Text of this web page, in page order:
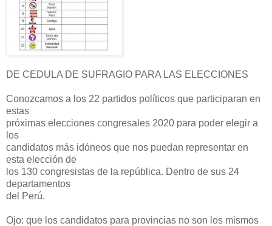
DE CEDULA DE SUFRAGIO PARA LAS ELECCIONES
Conozcamos a los 22 partidos políticos que participaran en
estas
próximas elecciones congresales 2020 para poder elegir a
los
candidatos más idóneos que nos puedan representar en
esta elección de
los 130 congresistas de la república. Dentro de sus 24
departamentos
del Perú.
Ojo: que los candidatos para provincias no son los mismos